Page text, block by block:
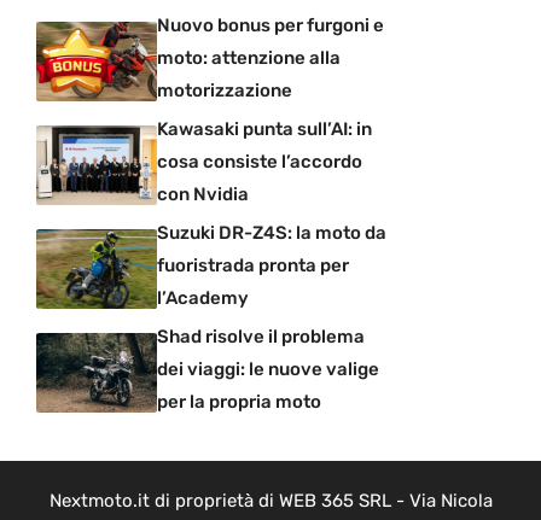
Nuovo bonus per furgoni e
moto: attenzione alla
motorizzazione
Kawasaki punta sull’AI: in
cosa consiste l’accordo
con Nvidia
Suzuki DR-Z4S: la moto da
fuoristrada pronta per
l’Academy
Shad risolve il problema
dei viaggi: le nuove valige
per la propria moto
Nextmoto.it di proprietà di WEB 365 SRL - Via Nicola